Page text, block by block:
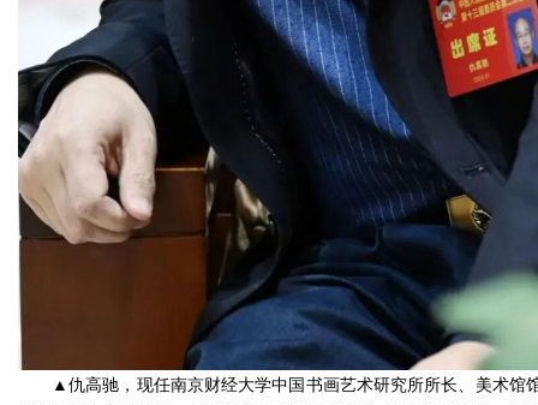
▲仇高驰，现任南京财经大学中国书画艺术研究所所长、美术馆